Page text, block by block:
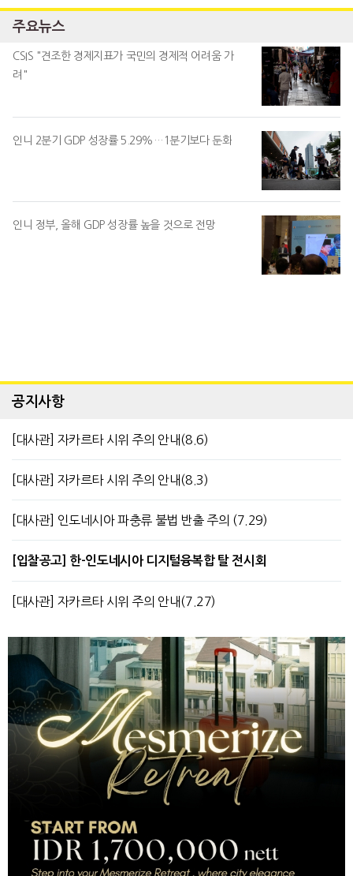
주요뉴스
CSIS "견조한 경제지표가 국민의 경제적 어려움 가
려"
인니 2분기 GDP 성장률 5.29%…1분기보다 둔화
인니 정부, 올해 GDP 성장률 높을 것으로 전망
공지사항
[대사관] 자카르타 시위 주의 안내(8.6)
[대사관] 자카르타 시위 주의 안내(8.3)
[대사관] 인도네시아 파충류 불법 반출 주의 (7.29)
[입찰공고] 한-인도네시아 디지털융복합 탈 전시회
[대사관] 자카르타 시위 주의 안내(7.27)